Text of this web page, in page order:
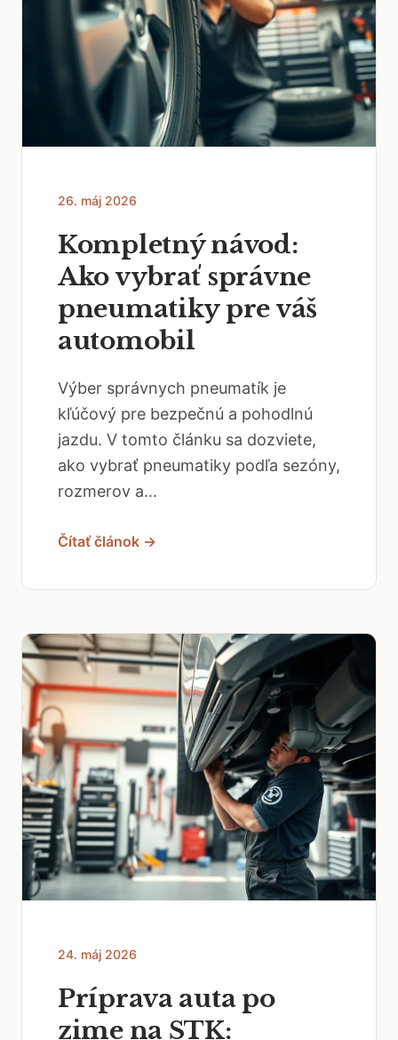
26. máj 2026
Kompletný návod:
Ako vybrať správne
pneumatiky pre váš
automobil
Výber správnych pneumatík je
kľúčový pre bezpečnú a pohodlnú
jazdu. V tomto článku sa dozviete,
ako vybrať pneumatiky podľa sezóny,
rozmerov a...
Čítať článok →
24. máj 2026
Príprava auta po
zime na STK: